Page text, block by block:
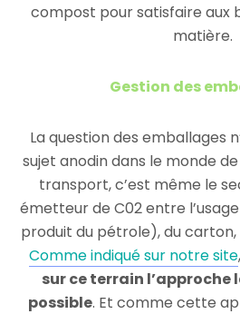
compost pour satisfaire aux
matière.
Gestion des
La question des emballages
sujet anodin dans le monde
transport, c’est même le
émetteur de C02 entre
produit du pétrole), du carton,
Comme indiqué sur notre site,
sur ce terrain l’approche
possible. Et comme cette